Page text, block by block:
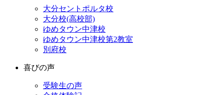
大分セントポルタ校
大分校(高校部)
ゆめタウン中津校
ゆめタウン中津校第2教室
別府校
喜びの声
受験生の声